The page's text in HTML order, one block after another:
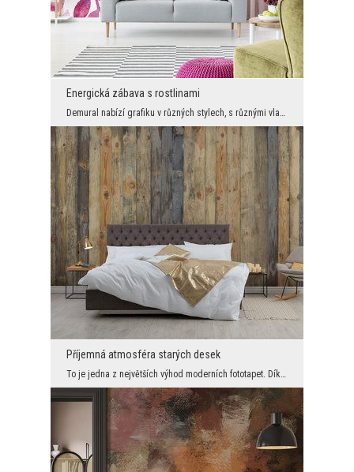
Energická zábava s rostlinami
Demural nabízí grafiku v různých stylech, s různými vlastnostmi a výhodami. Například tato růžová...
Příjemná atmosféra starých desek
To je jedna z největších výhod moderních fototapet. Díky nim můžete mít na zdi například desky ja...